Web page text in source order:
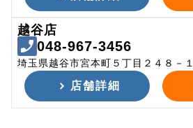
越谷店
048-967-3456
埼玉県越谷市宮本町５丁目２４８－１
店舗詳細